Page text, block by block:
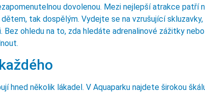
dovolenou. Mezi nejlepší atrakce patří
tak dospělým. Vydejte se na vzrušující
Bez ohledu na to, zda hledáte adrenalinové zážitky
hned několik lákadel. V Aquaparku najdete širokou